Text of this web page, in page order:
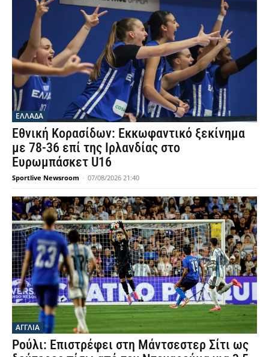
Ολυμπιακός Κ23: Επικράτησε της Κ19 του
Βόλου με 1-0 στο πρώτο φιλικό στο Πήλιο
Sportlive Newsroom 08/08/2026 01:40
Δανάη Μπακογιάννη 13.61: Νέο πανελλήνιο
ρεκόρ στα 100μ εμπόδια Κ20 – Στον τελικό
της σφυροβολίας η Τσερνόβα
Sportlive Newsroom - 08/08/2026 01:10